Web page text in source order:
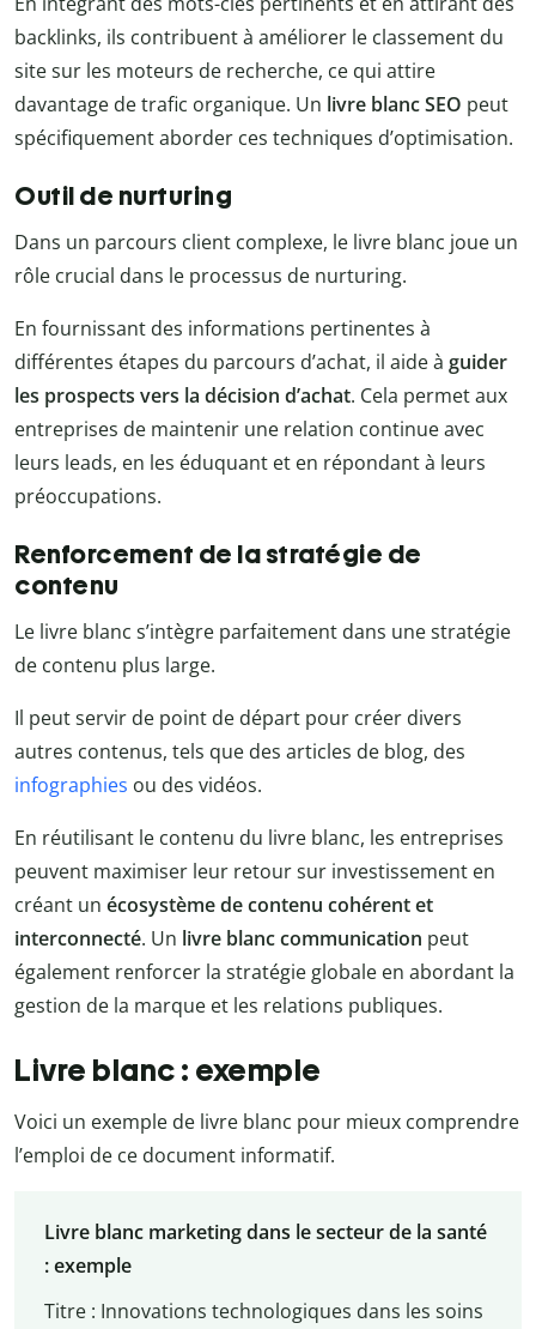
backlinks, ils contribuent à améliorer le classement du
site sur les moteurs de recherche, ce qui attire
davantage de trafic organique. Un livre blanc SEO peut
spécifiquement aborder ces techniques d’optimisation.
Outil de nurturing
Dans un parcours client complexe, le livre blanc joue un
rôle crucial dans le processus de nurturing.
En fournissant des informations pertinentes à
différentes étapes du parcours d’achat, il aide à guider
les prospects vers la décision d’achat. Cela permet aux
entreprises de maintenir une relation continue avec
leurs leads, en les éduquant et en répondant à leurs
préoccupations.
Renforcement de la stratégie de
contenu
Le livre blanc s’intègre parfaitement dans une stratégie
de contenu plus large.
Il peut servir de point de départ pour créer divers
autres contenus, tels que des articles de blog, des
infographies ou des vidéos.
En réutilisant le contenu du livre blanc, les entreprises
peuvent maximiser leur retour sur investissement en
créant un écosystème de contenu cohérent et
interconnecté. Un livre blanc communication peut
également renforcer la stratégie globale en abordant la
gestion de la marque et les relations publiques.
Livre blanc : exemple
Voici un exemple de livre blanc pour mieux comprendre
l’emploi de ce document informatif.
Livre blanc marketing dans le secteur de la santé
: exemple
Titre : Innovations technologiques dans les soins